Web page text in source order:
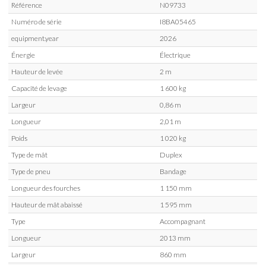
Référence
N09733
Numéro de série
I8BA05465
equipment.year
2026
Énergie
Électrique
Hauteur de levée
2 m
Capacité de levage
1 600 kg
Largeur
0,86 m
Longueur
2,01 m
Poids
1 020 kg
Type de mât
Duplex
Type de pneu
Bandage
Longueur des fourches
1 150 mm
Hauteur de mât abaissé
1 595 mm
Type
Accompagnant
Longueur
2013 mm
Largeur
860 mm